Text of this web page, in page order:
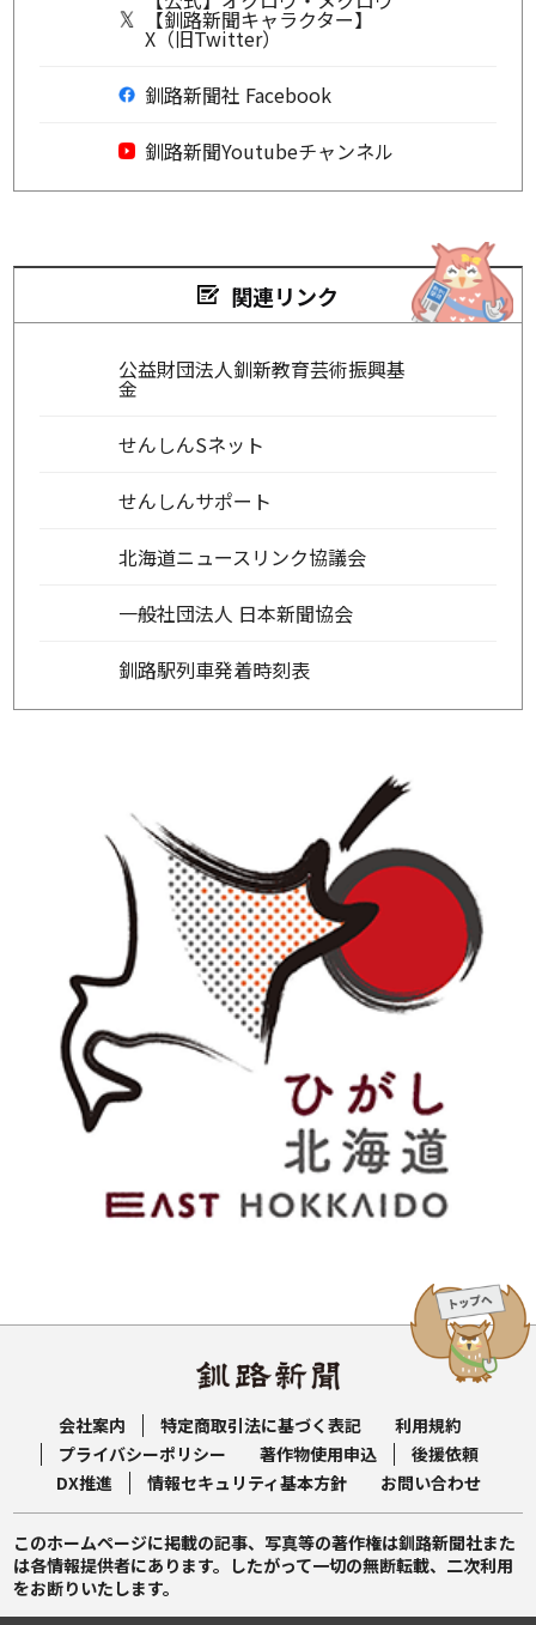
【釧路新聞キャラクター】
X（旧Twitter）
釧路新聞社 Facebook
釧路新聞Youtubeチャンネル
関連リンク
公益財団法人釧新教育芸術振興基
金
せんしんSネット
せんしんサポート
北海道ニュースリンク協議会
一般社団法人 日本新聞協会
釧路駅列車発着時刻表
会社案内 特定商取引法に基づく表記
利用規約
プライバシーポリシー
著作物使用申込
後援依頼
DX推進
情報セキュリティ基本方針 お問い合わせ
このホームページに掲載の記事、写真等の著作権は釧路新聞社また
は各情報提供者にあります。したがって一切の無断転載、二次利用
をお断りいたします。